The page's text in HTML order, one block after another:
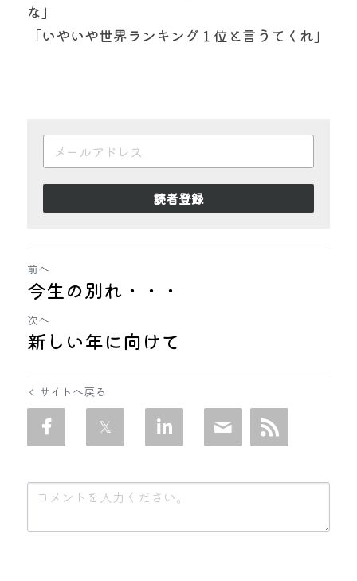
な」
「いやいや世界ランキング１位と言うてくれ」
読者登録
前へ
今生の別れ・・・
次へ
新しい年に向けて
サイトへ戻る